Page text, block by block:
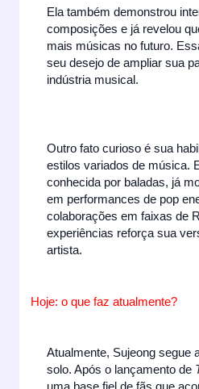
Ela também demonstrou
composições e já revelou
mais músicas no futuro.
seu desejo de ampliar sua
indústria musical.
Outro fato curioso é sua
estilos variados de música.
conhecida por baladas, já
em performances de pop
colaborações em faixas de
experiências reforça sua
artista.
Hoje: o que faz atualmente?
Atualmente, Sujeong segue
solo. Após o lançamento de
uma base fiel de fãs que